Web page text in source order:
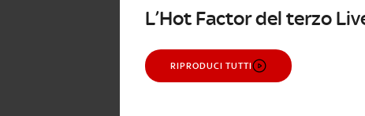
L’Hot Factor del terzo
RIPRODUCI TUTTI